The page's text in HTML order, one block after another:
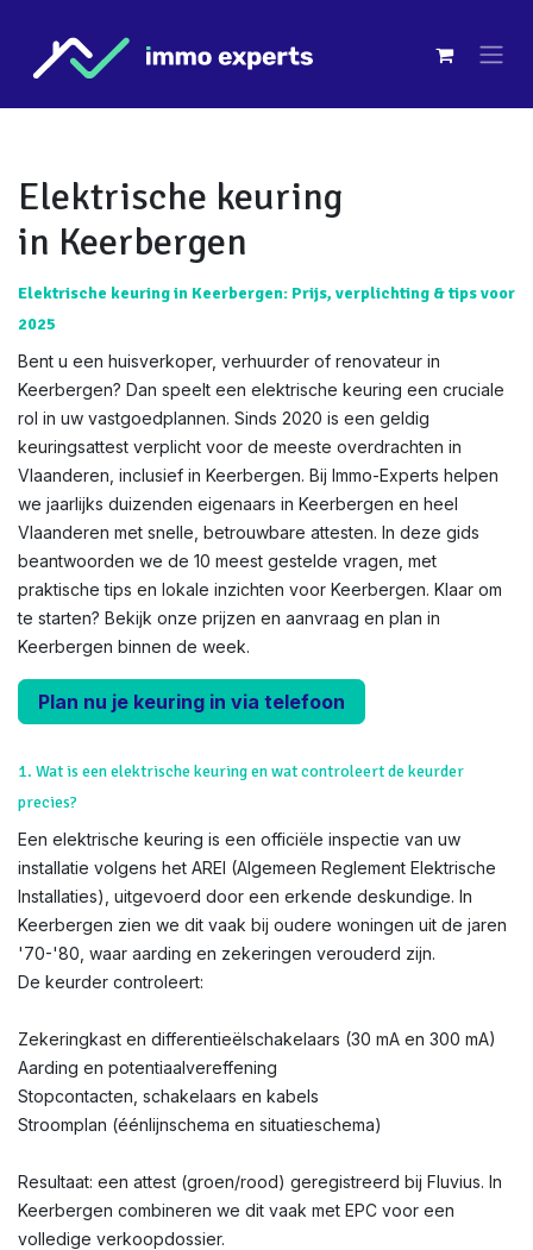
Elektrische keuring
in Keerbergen
Elektrische keuring in Keerbergen: Prijs, verplichting & tips voor
2025
Bent u een huisverkoper, verhuurder of renovateur in
Keerbergen? Dan speelt een elektrische keuring een cruciale
rol in uw vastgoedplannen. Sinds 2020 is een geldig
keuringsattest verplicht voor de meeste overdrachten in
Vlaanderen, inclusief in Keerbergen. Bij Immo-Experts helpen
we jaarlijks duizenden eigenaars in Keerbergen en heel
Vlaanderen met snelle, betrouwbare attesten. In deze gids
beantwoorden we de 10 meest gestelde vragen, met
praktische tips en lokale inzichten voor Keerbergen. Klaar om
te starten? Bekijk onze prijzen en aanvraag en plan in
Keerbergen binnen de week.
Plan nu je keuring in via telefoon
1. Wat is een elektrische keuring en wat controleert de keurder
precies?
Een elektrische keuring is een officiële inspectie van uw
installatie volgens het AREI (Algemeen Reglement Elektrische
Installaties), uitgevoerd door een erkende deskundige. In
Keerbergen zien we dit vaak bij oudere woningen uit de jaren
'70-'80, waar aarding en zekeringen verouderd zijn.
De keurder controleert:
Zekeringkast en differentieëlschakelaars (30 mA en 300 mA)
Aarding en potentiaalvereffening
Stopcontacten, schakelaars en kabels
Stroomplan (éénlijnschema en situatieschema)
Resultaat: een attest (groen/rood) geregistreerd bij Fluvius. In
Keerbergen combineren we dit vaak met EPC voor een
volledige verkoopdossier.